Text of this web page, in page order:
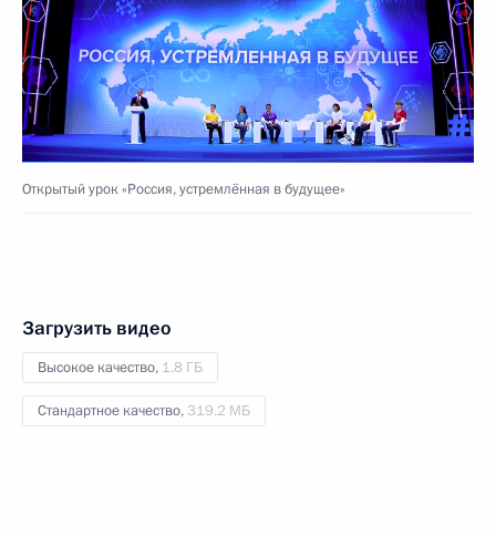
Открытый урок «Россия, устремлённая в будущее»
Загрузить видео
Высокое качество, 1.8 ГБ
Стандартное качество, 319.2 МБ